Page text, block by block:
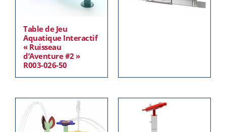
Table de Jeu
Aquatique Interactif
« Ruisseau
d’Aventure #2 »
R003-026-50